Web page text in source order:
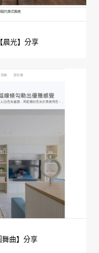
晨光】分享
曲】分享